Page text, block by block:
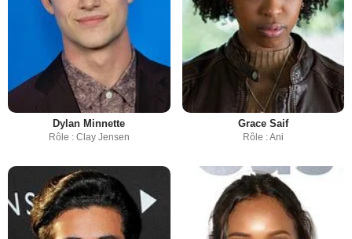
Dylan Minnette
Rôle : Clay Jensen
Grace Saif
Rôle : Ani